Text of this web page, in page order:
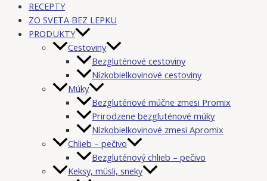
RECEPTY
ZO SVETA BEZ LEPKU
PRODUKTY
Cestoviny
Bezgluténové cestoviny
Nízkobielkovinové cestoviny
Múky
Bezgluténové múčne zmesi Promix
Prirodzene bezgluténové múky
Nízkobielkovinové zmesi Apromix
Chlieb – pečivo
Bezgluténový chlieb – pečivo
Keksy, müsli, sneky